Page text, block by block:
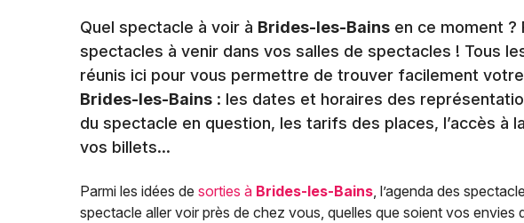
Quel spectacle à voir à Brides-les-Bains en ce moment ?
spectacles à venir dans vos salles de spectacles ! Tous
réunis ici pour vous permettre de trouver facilement
Brides-les-Bains : les dates et horaires des
du spectacle en question, les tarifs des places, l’accès à
vos billets…
Parmi les idées de sorties à Brides-les-Bains, l’agenda des
spectacle aller voir près de chez vous, quelles que soient vos envies